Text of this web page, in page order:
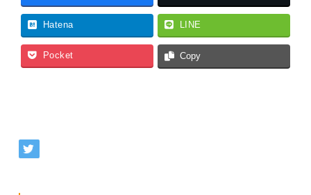
Hatena LINE
Pocket Copy